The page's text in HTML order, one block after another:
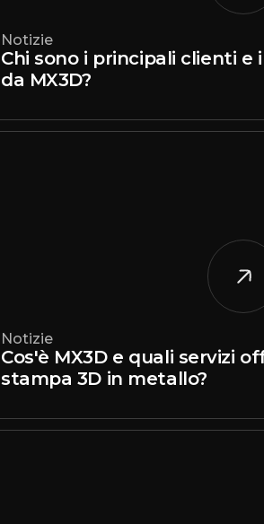
Notizie
Chi sono i principali clienti
da MX3D?
Notizie
Cos'è MX3D e quali servizi
stampa 3D in metallo?